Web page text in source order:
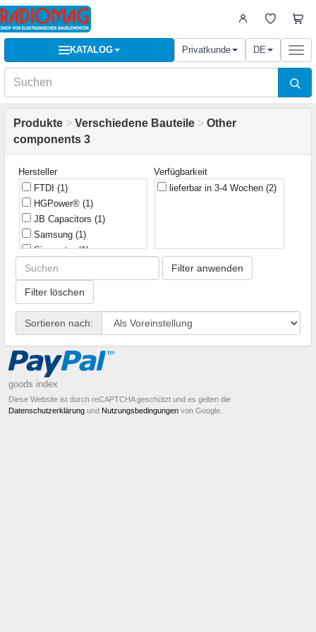
KATALOG Privatkunde DE
Produkte > Verschiedene Bauteile > Other
components 3
Hersteller
FTDI (1)
HGPower® (1)
JB Capacitors (1)
Samsung (1)
Sinometer(1)
Verfügbarkeit
lieferbar in 3-4 Wochen (2)
Filter anwenden
Filter löschen
Sortieren nach:
goods index
Diese Website ist durch reCAPTCHA geschützt und es gelten die
Datenschutzerklärung und Nutzungsbedingungen von Google.